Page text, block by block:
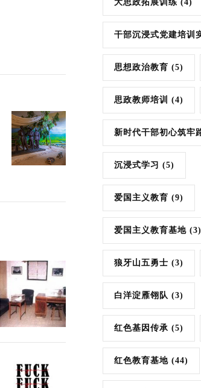
大思政拓展训练 (4)
干部沉浸式党建培训
思想政治教育 (5)
思政教师培训 (4)
新时代干部初心筑牢
沉浸式学习 (5)
爱国主义教育 (9)
爱国主义教育基地 (3)
狼牙山五勇士 (3)
白洋淀雁翎队 (3)
红色基因传承 (5)
红色教育基地 (44)